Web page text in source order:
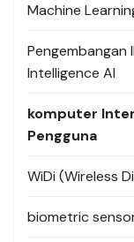
Machine
Pengembangan
Intelligence AI
komputer
Pengguna
WiDi (Wireless
biometric